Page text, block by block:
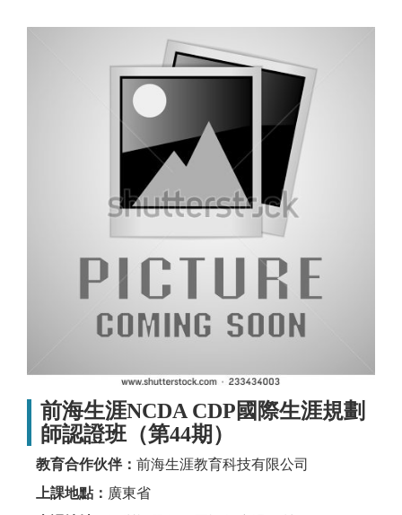
前海生涯NCDA CDP國際生涯規劃
師認證班（第44期）
教育合作伙伴： 前海生涯教育科技有限公司
上課地點： 廣東省